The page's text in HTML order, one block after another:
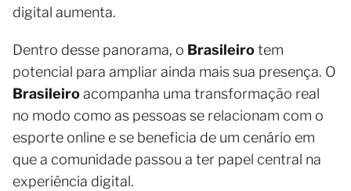
digital aumenta.
Dentro desse panorama, o Brasileirotem
potencial para ampliar ainda mais sua presença. O
Brasileiroacompanha uma transformação real
no modo como as pessoas se relacionam com o
esporte online e se beneficia de um cenário em
que a comunidade passou a ter papel central na
experiência digital.